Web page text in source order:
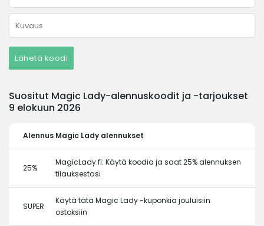
Lähetä koodi
Suositut Magic Lady-alennuskoodit ja -tarjoukset
9 elokuun 2026
Alennus Magic Lady alennukset
25%
MagicLady.fi: Käytä koodia ja saat 25% alennuksen
tilauksestasi
SUPER
Käytä tätä Magic Lady -kuponkia jouluisiin
ostoksiin